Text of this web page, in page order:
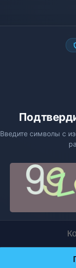
Введите символы с